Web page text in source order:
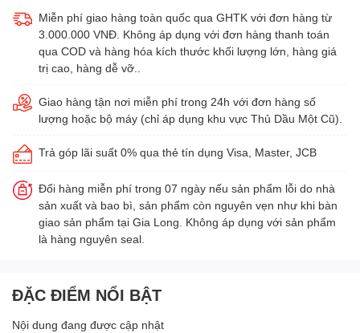
Miễn phí giao hàng toàn quốc qua GHTK với đơn hàng từ
3.000.000 VNĐ. Không áp dụng với đơn hàng thanh toán
qua COD và hàng hóa kích thước khối lượng lớn, hàng giá
trị cao, hàng dễ vỡ..
Giao hàng tận nơi miễn phí trong 24h với đơn hàng số
lượng hoặc bộ máy (chỉ áp dụng khu vực Thủ Dầu Một Cũ).
Trả góp lãi suất 0% qua thẻ tín dụng Visa, Master, JCB
Đổi hàng miễn phí trong 07 ngày nếu sản phẩm lỗi do nhà
sản xuất và bao bì, sản phẩm còn nguyên vẹn như khi bàn
giao sản phẩm tại Gia Long. Không áp dụng với sản phẩm
là hàng nguyên seal.
ĐẶC ĐIỂM NỔI BẬT
Nội dung đang được cập nhật